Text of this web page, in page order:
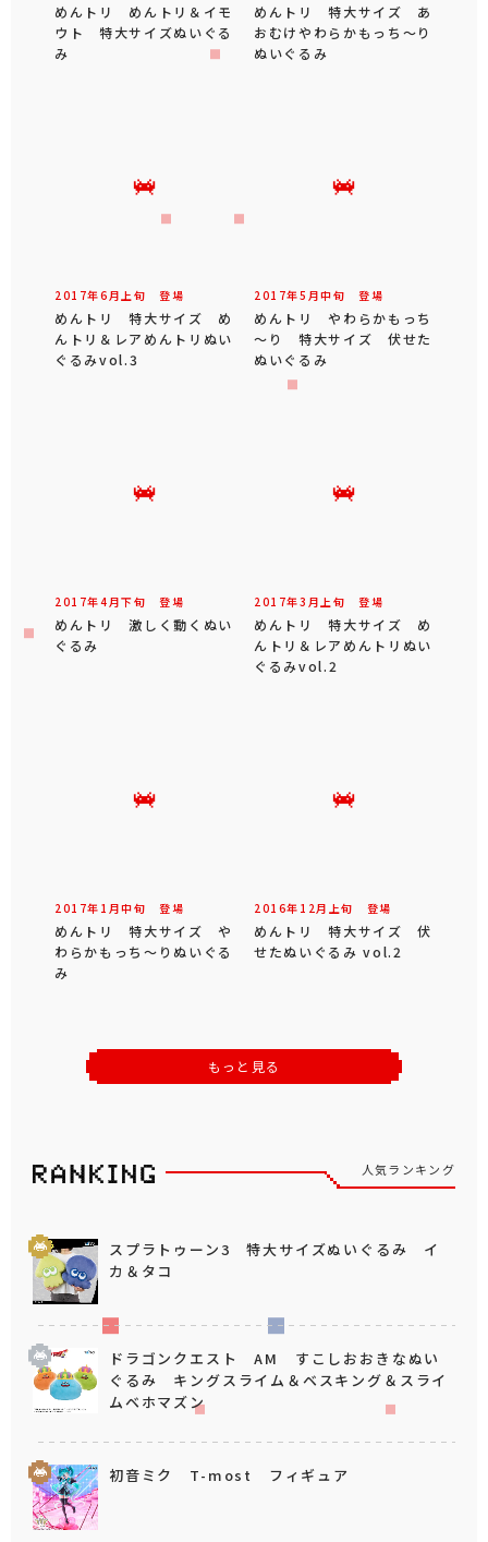
めんトリ めんトリ＆イモ
ウト 特大サイズぬいぐる
み
めんトリ 特大サイズ あ
おむけやわらかもっち～り
ぬいぐるみ
2017年6 月 上旬 登場
めんトリ 特大サイズ め
んトリ＆レアめんトリぬい
ぐるみvol.3
2017年5 月中旬 登場
めんトリ やわらかもっち
～り 特大サイズ 伏せた
ぬいぐるみ
2017年4 月下旬 登場
めんトリ 激しく動くぬい
ぐるみ
2017年3 月 上旬 登場
めんトリ 特大サイズ め
んトリ＆レアめんトリぬい
ぐるみvol.2
2017年 1 月中旬 登場
めんトリ 特大サイズ や
わらかもっち～りぬいぐる
み
2016年 12 月 上旬 登場
めんトリ 特大サイズ 伏
せたぬいぐるみ vol.2
もっと見る
人気ランキング
スプラトゥーン3 特大サイズぬいぐるみ イ
カ＆タコ
ドラゴンクエスト AM すこしおおきなぬい
ぐるみ キングスライム＆ベスキング＆スライ
ムベホマズン
初音ミク T-most フィギュア